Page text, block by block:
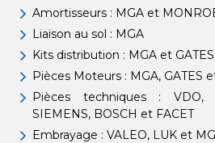
Amortisseurs : MGA et
Liaison au sol : MGA
Kits distribution : MGA et GATES
Pièces Moteurs : MGA, GATES
Pièces techniques : VDO,
SIEMENS, BOSCH et FACET
Embrayage : VALEO, LUK et